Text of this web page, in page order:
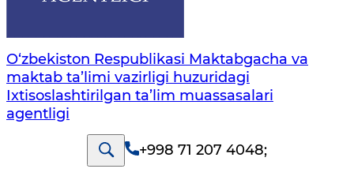
O‘zbekiston Respublikasi Maktabgacha va
maktab ta’limi vazirligi huzuridagi
Ixtisoslashtirilgan ta’lim muassasalari
agentligi
+998 71 207 4048;